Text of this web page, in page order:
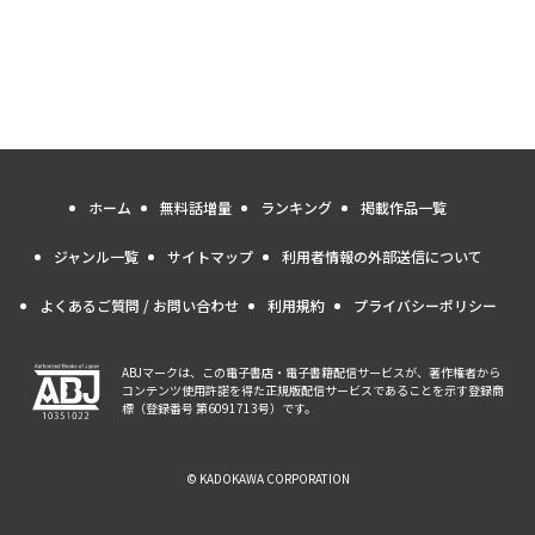
ホーム 無料話増量 ランキング 掲載作品一覧
ジャンル一覧 サイトマップ 利用者情報の外部送信について
よくあるご質問 / お問い合わせ 利用規約 プライバシーポリシー
ABJマークは、この電子書店・電子書籍配信サービスが、著作権者から
コンテンツ使用許諾を得た正規版配信サービスであることを示す登録商
標（登録番号 第6091713号）です。
© KADOKAWA CORPORATION